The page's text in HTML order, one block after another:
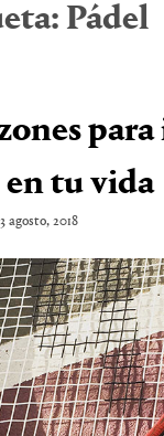
Pádel
tu vida
agosto, 2018